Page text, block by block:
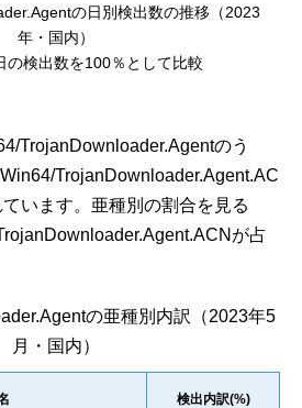
の日別検出数の推移（2023
年・国内）
の検出数を100％として比較
TrojanDownloader.Agentのう
TrojanDownloader.Agent.AC
います。亜種別の割合を見る
が占
の亜種別内訳（2023年5
月・国内）
検出内訳(%)